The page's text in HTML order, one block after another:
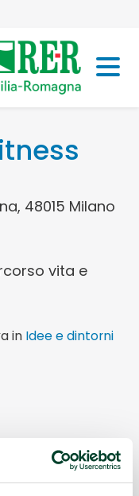
48015 Milano
vita e
in Idee e dintorni